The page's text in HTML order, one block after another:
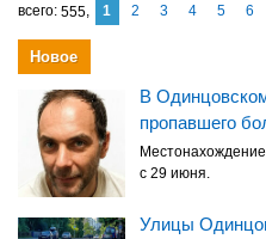
555 1 2 3 4 5 6
Новое
В
пропавшего
с 29 июня.
Улицы